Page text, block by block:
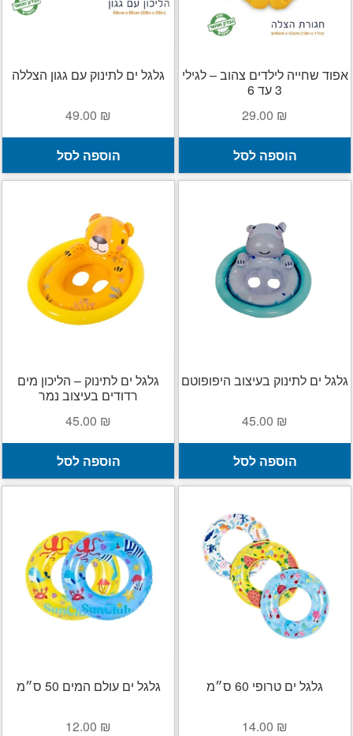
יצירה
החשבון שלי
סל קניות
תשלום
אפוד שחייה לילדים צהוב – לגילי
3 עד 6
29.00 ₪
הוספה לסל
גלגל ים לתינוק עם גגון הצללה
49.00 ₪
הוספה לסל
גלגל ים לתינוק בעיצוב היפופוטם
45.00 ₪
הוספה לסל
גלגל ים לתינוק – הליכון מים
רדודים בעיצוב נמר
45.00 ₪
הוספה לסל
גלגל ים טרופי 60 ס״מ
14.00 ₪
גלגל ים עולם המים 50 ס״מ
12.00 ₪